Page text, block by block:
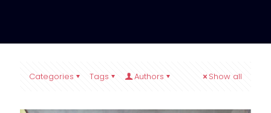
Categories Tags Authors Show all